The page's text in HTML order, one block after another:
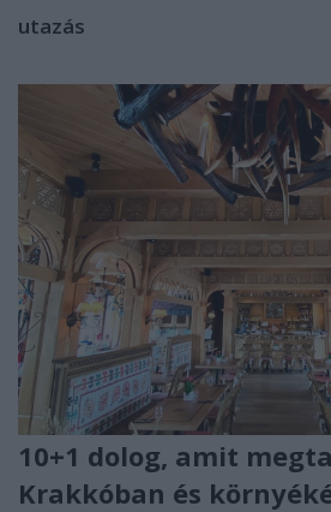
utazás
10+1 dolog, amit
Krakkóban és